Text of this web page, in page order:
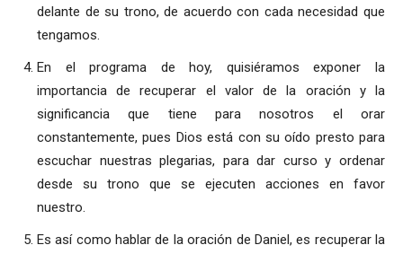
delante de su trono, de acuerdo con cada necesidad que
tengamos.
En el programa de hoy, quisiéramos exponer la
importancia de recuperar el valor de la oración y la
significancia que tiene para nosotros el orar
constantemente, pues Dios está con su oído presto para
escuchar nuestras plegarias, para dar curso y ordenar
desde su trono que se ejecuten acciones en favor
nuestro.
Es así como hablar de la oración de Daniel, es recuperar la